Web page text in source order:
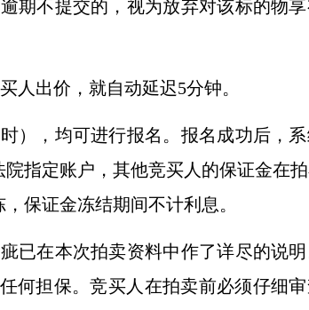
期不提交的，视为放弃对该标的物
人出价，就自动延迟5分钟。
），均可进行报名。报名成功后，
指定账户，其他竞买人的保证金在
保证金冻结期间不计利息。
已在本次拍卖资料中作了详尽的说
何担保。竞买人在拍卖前必须仔细